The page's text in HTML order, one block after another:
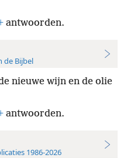
antwoorden.
de Bijbel
nieuwe wijn en de olie
antwoorden.
1986-2026